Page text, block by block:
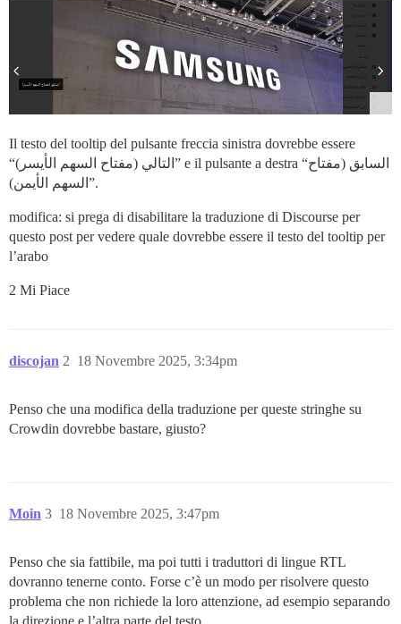
Il testo del tooltip del pulsante freccia sinistra dovrebbe essere
“التالي (مفتاح السهم الأيسر)” e il pulsante a destra “السابق (مفتاح
السهم الأيمن)”.
modifica: si prega di disabilitare la traduzione di Discourse per
questo post per vedere quale dovrebbe essere il testo del tooltip per
l’arabo
2 Mi Piace
discojan 18 Novembre 2025, 3:34pm
2
Penso che una modifica della traduzione per queste stringhe su
Crowdin dovrebbe bastare, giusto?
Moin 18 Novembre 2025, 3:47pm
3
Penso che sia fattibile, ma poi tutti i traduttori di lingue RTL
dovranno tenerne conto. Forse c’è un modo per risolvere questo
problema che non richiede la loro attenzione, ad esempio separando
la direzione e l’altra parte del testo.